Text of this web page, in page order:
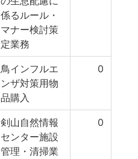
係るルール・
マナー検討策
定業務
鳥インフルエ
ンザ対策用物
品購入
0
剣山自然情報
センター施設
管理・清掃業
0